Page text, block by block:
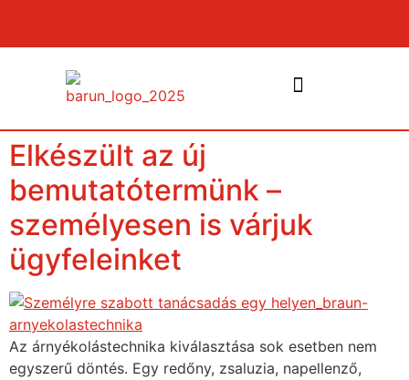
Elkészült az új
bemutatótermünk –
személyesen is várjuk
ügyfeleinket
Az árnyékolástechnika kiválasztása sok esetben nem
egyszerű döntés. Egy redőny, zsaluzia, napellenző,